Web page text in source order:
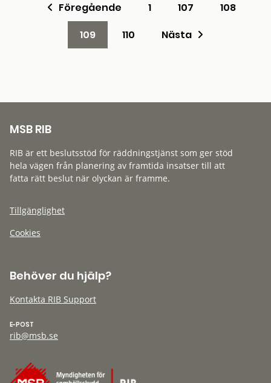
Föregående 1 107
108
109
110 Nästa
MSB RIB
RIB är ett beslutsstöd för räddningstjänst som ger stöd
hela vägen från planering av framtida insatser till att
fatta rätt beslut när olyckan är framme.
Tillgänglighet
Cookies
Behöver du hjälp?
Kontakta RIB Support
E-POST
rib@msb.se